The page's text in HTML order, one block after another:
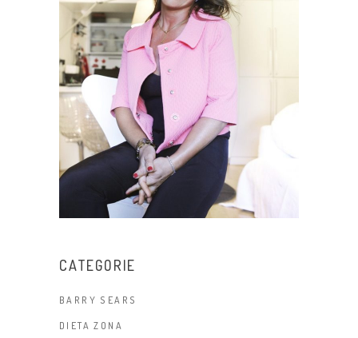
CATEGORIE
BARRY SEARS
DIETA ZONA